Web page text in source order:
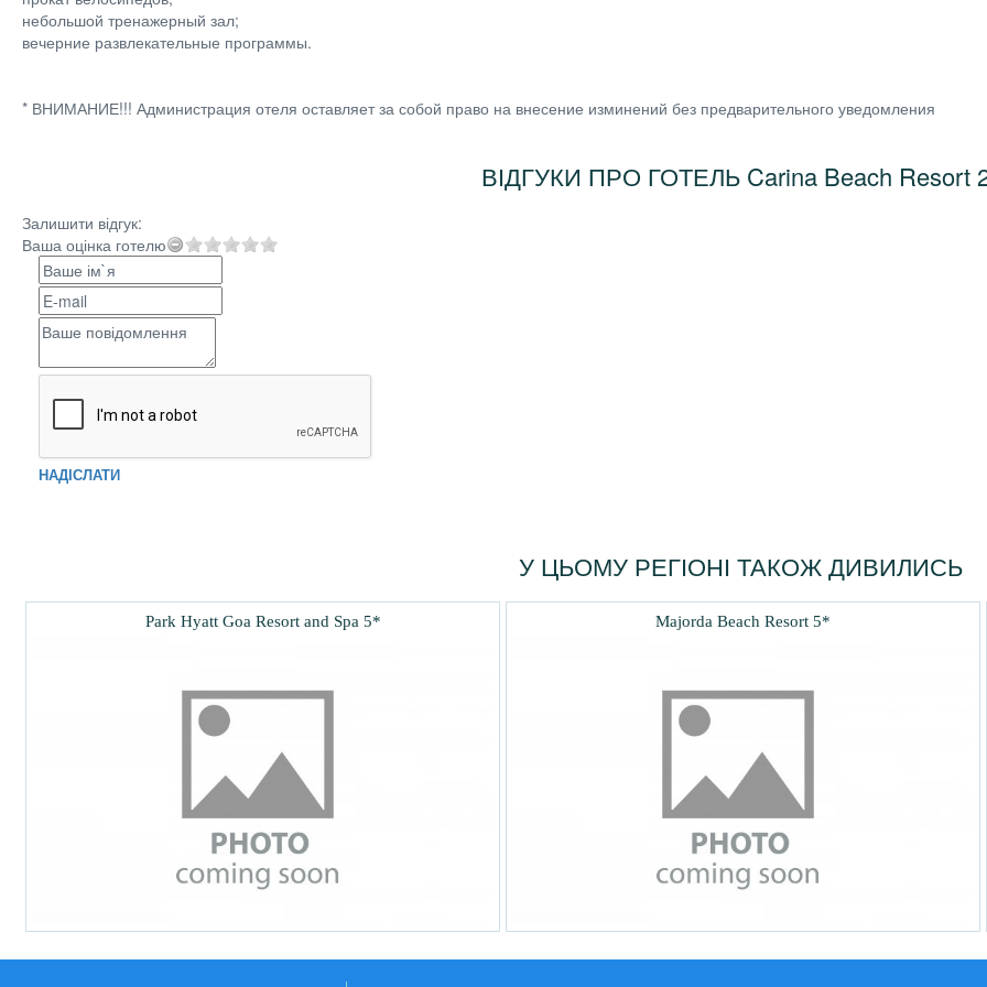
небольшой тренажерный зал;
вечерние развлекательные программы.
* ВНИМАНИЕ!!! Администрация отеля оставляет за собой право на внесение изминений без предварительного уведомления
ВІДГУКИ ПРО ГОТЕЛЬ Carina Beach Resort
Залишити відгук:
Ваша оцінка готелю
НАДІСЛАТИ
У ЦЬОМУ РЕГІОНІ ТАКОЖ ДИВИЛИСЬ
Park Hyatt Goa Resort and Spa 5* Majorda Beach Resort 5*